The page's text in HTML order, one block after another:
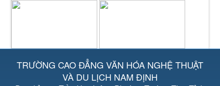
TRƯỜNG CAO ĐẲNG VĂN HÓA NGHỆ THUẬT
VÀ DU LỊCH NAM ĐỊNH